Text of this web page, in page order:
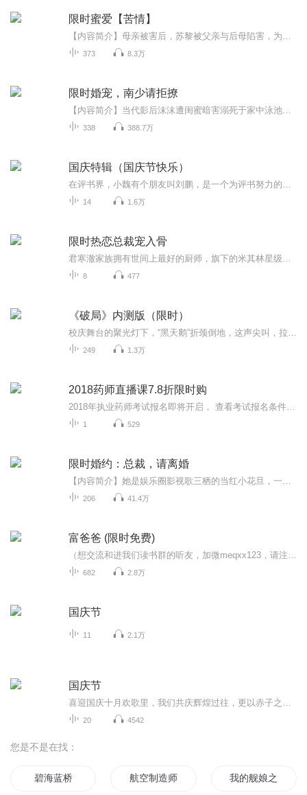
限时蜜爱【苦情】
373 8.3万
限时婚宠，南少请拒撩
338 388.7万
国庆特辑（国庆节快乐）
14 1.6万
限时热恋总裁宠入骨
8 477
《破局》内测版（限时）
249 1.3万
2018药师直播课7.8折限时购
1 529
限时婚约：总裁，请离婚
206 41.4万
富爸爸 (限时免费)
682 2.8万
国庆节
11 2.1万
国庆节
20 4542
您是不是在找：
碧海蓝桥 航空制造师在异界 我的舰娘之碧蓝